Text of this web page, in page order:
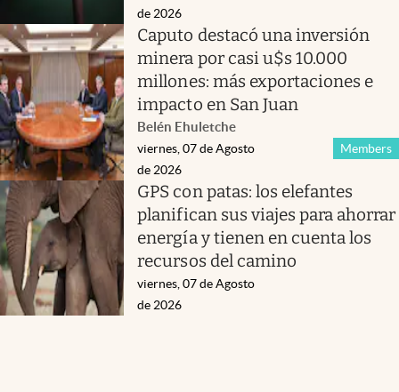
de 2026
Caputo destacó una inversión
minera por casi u$s 10.000
millones: más exportaciones e
impacto en San Juan
Belén Ehuletche
Members
viernes, 07 de Agosto
de 2026
GPS con patas: los elefantes
planifican sus viajes para ahorrar
energía y tienen en cuenta los
recursos del camino
viernes, 07 de Agosto
de 2026